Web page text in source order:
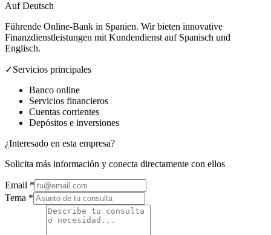
Auf Deutsch
Führende Online-Bank in Spanien. Wir bieten innovative
Finanzdienstleistungen mit Kundendienst auf Spanisch und
Englisch.
✓Servicios principales
Banco online
Servicios financieros
Cuentas corrientes
Depósitos e inversiones
¿Interesado en esta empresa?
Solicita más información y conecta directamente con ellos
Email *
Tema *